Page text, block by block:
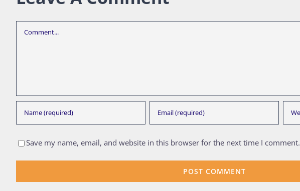
Comment
Save my name, email, and website in this browser for the next time I comment.